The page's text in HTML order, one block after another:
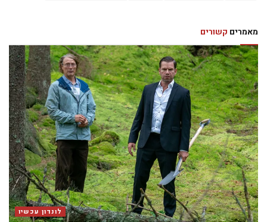
מאמרים קשורים
לונדון עכשיו